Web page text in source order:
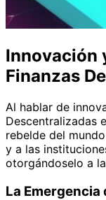
Innovación
Finanzas
Al hablar de
Descentralizadas
rebelde del
y a las
otorgándoselo a
La